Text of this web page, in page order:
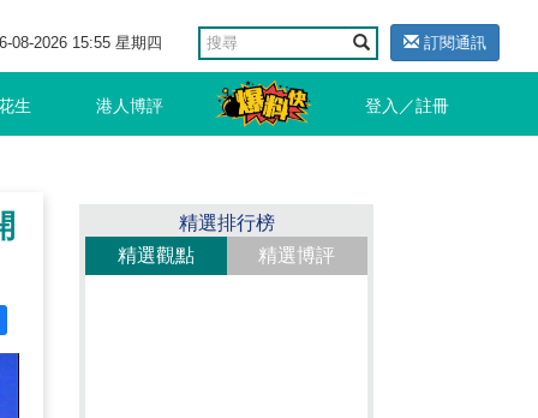
08-2026 15:55 星期四 訂閱通訊
生 港人博評 登入／註冊
精選排行榜
精選觀點
精選博評